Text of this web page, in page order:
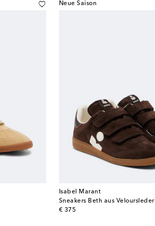
Neue Saison
Isabel Marant
Sneakers Beth aus Veloursleder
€ 375
original price